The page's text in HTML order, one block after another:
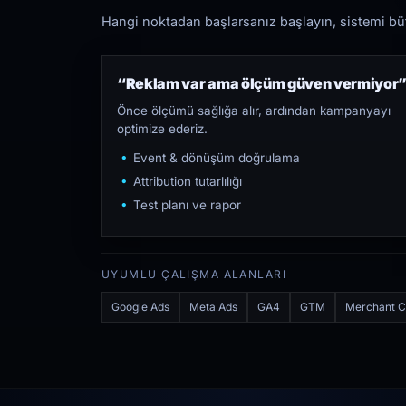
Hangi noktadan başlarsanız başlayın, sistemi
“Reklam var ama ölçüm güven
Önce ölçümü sağlığa alır, ardından kampanyayı
optimize ederiz.
Event & dönüşüm doğrulama
Attribution tutarlılığı
Test planı ve rapor
UYUMLU ÇALIŞMA ALANLARI
Google Ads Meta Ads GA4 GTM Merchant